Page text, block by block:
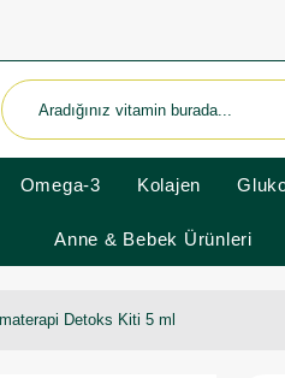
Omega-3 Kolajen
Anne & Bebek Ürünleri
Detoks Kiti 5 ml